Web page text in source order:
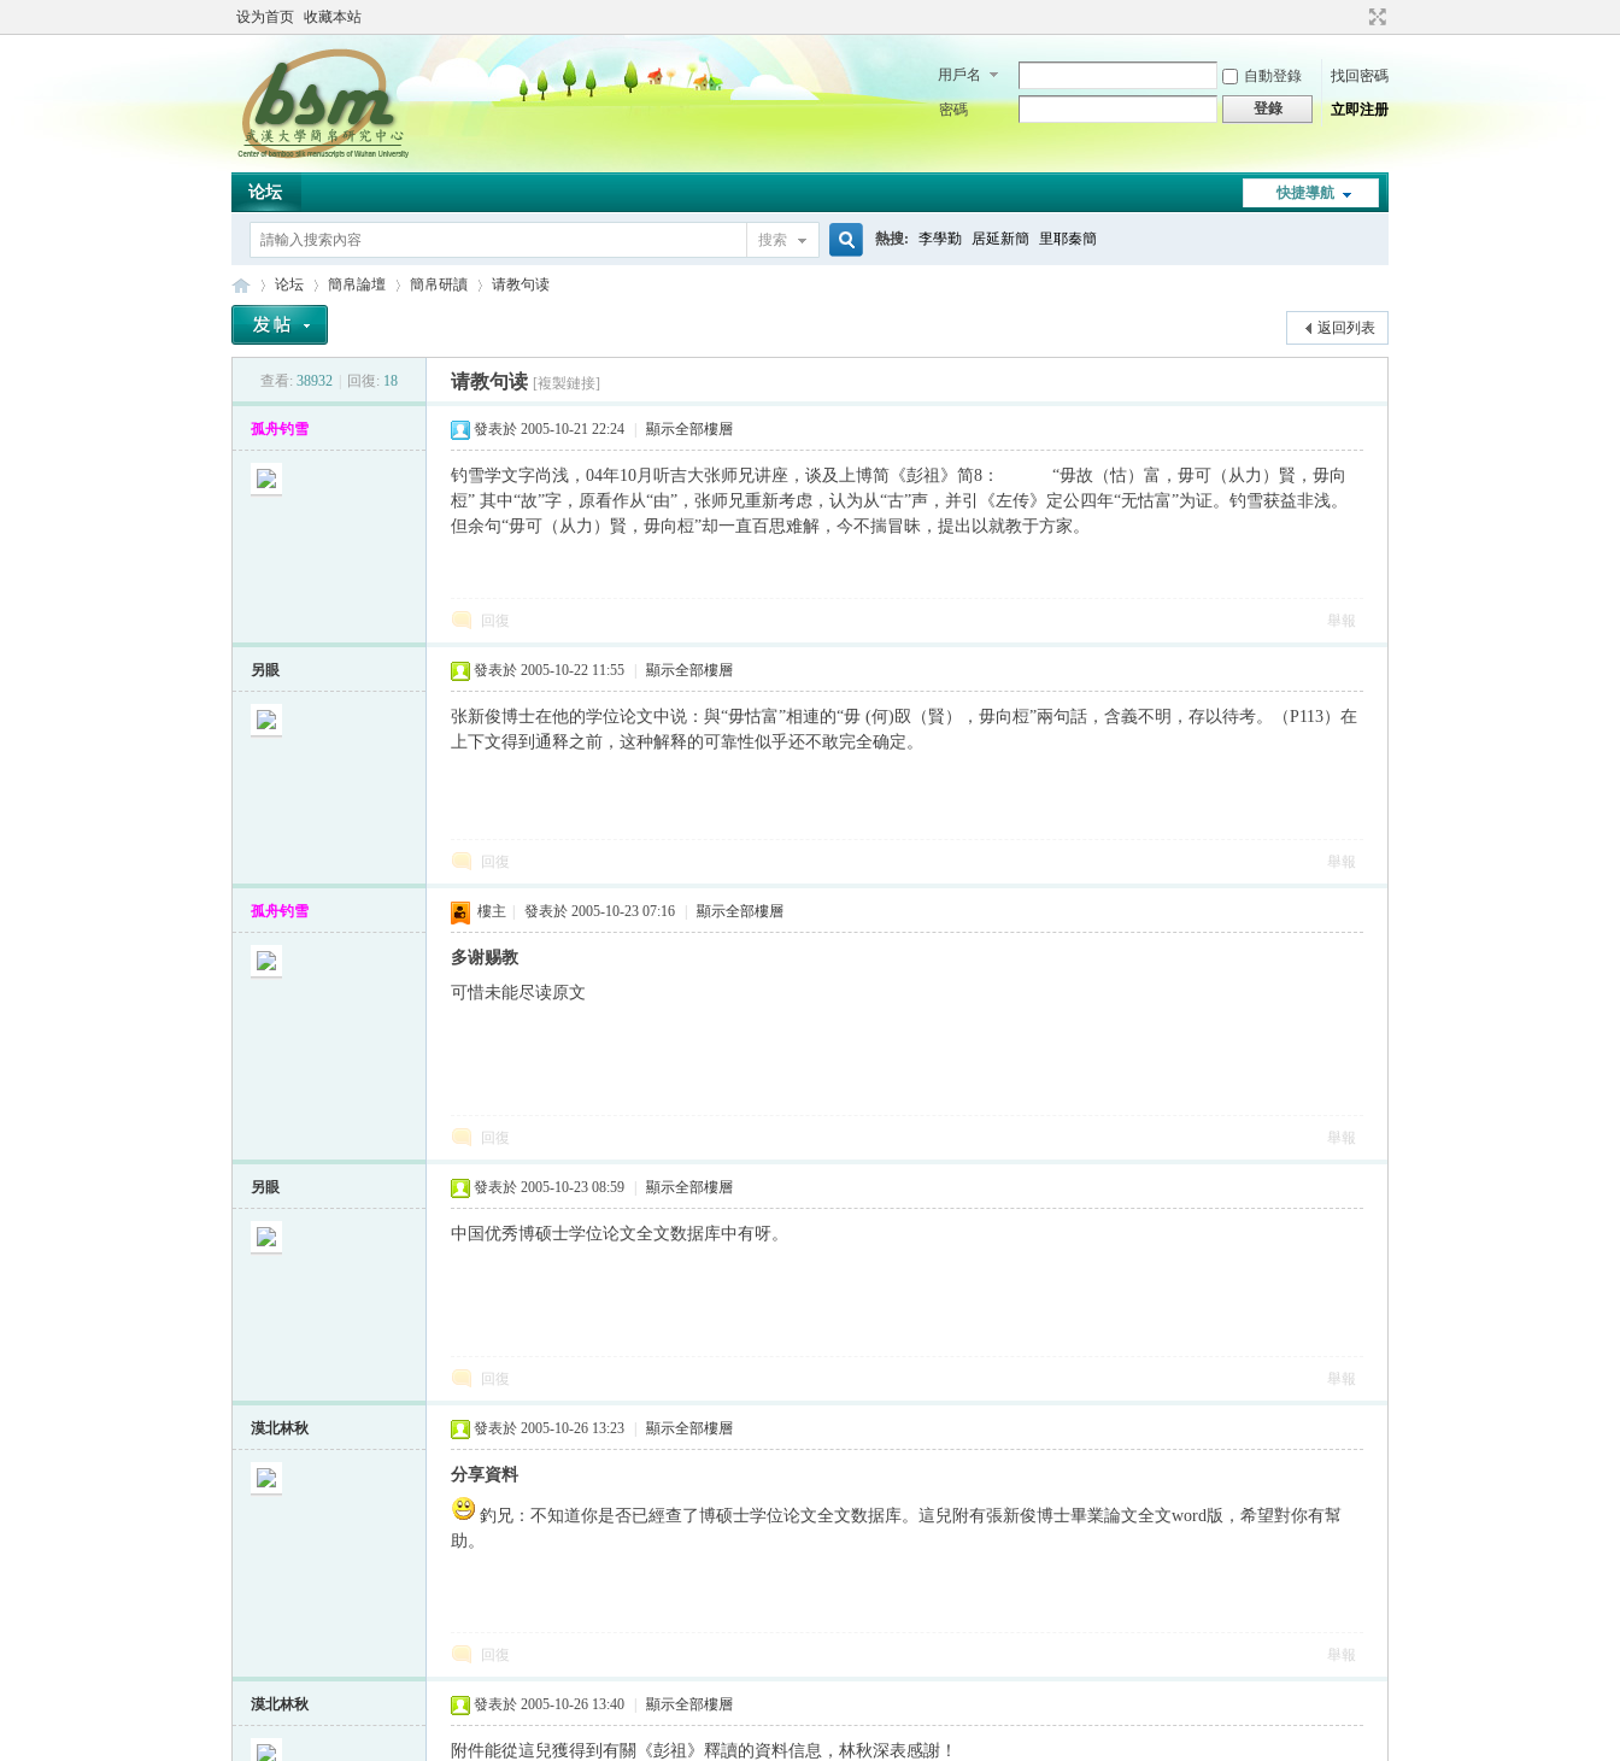
设为首页 收藏本站
用戶名 自動登錄
找回密碼
密碼
登錄 立即注册
快捷導航
论坛
搜索 熱搜: 李學勤 居延新簡 里耶秦簡
论坛
›
簡帛論壇
›
簡帛研讀
›
请教句读
返回列表
查看: 38932 回復: 18 请教句读 [複製鏈接]
孤舟钓雪 發表於 2005-10-21 22:24 顯示全部樓層
钓雪学文字尚浅，04年10月听吉大张师兄讲座，谈及上博简《彭祖》简8： “毋故（怙）富，毋可（从力）賢，毋向
梪” 其中“故”字，原看作从“由”，张师兄重新考虑，认为从“古”声，并引《左传》定公四年“无怙富”为证。钓雪获益非浅。
但余句“毋可（从力）賢，毋向梪”却一直百思难解，今不揣冒昧，提出以就教于方家。
回復 舉報
另眼 發表於 2005-10-22 11:55 顯示全部樓層
张新俊博士在他的学位论文中说：與“毋怙富”相連的“毋 (何)臤（賢），毋向梪”兩句話，含義不明，存以待考。（P113）在
上下文得到通释之前，这种解释的可靠性似乎还不敢完全确定。
回復 舉報
孤舟钓雪 樓主 發表於 2005-10-23 07:16 顯示全部樓層
多谢赐教
可惜未能尽读原文
回復 舉報
另眼 發表於 2005-10-23 08:59 顯示全部樓層
中国优秀博硕士学位论文全文数据库中有呀。
回復 舉報
漠北林秋 發表於 2005-10-26 13:23 顯示全部樓層
分享資料
釣兄：不知道你是否已經查了博硕士学位论文全文数据库。這兒附有張新俊博士畢業論文全文word版，希望對你有幫
助。
回復 舉報
漠北林秋 發表於 2005-10-26 13:40 顯示全部樓層
附件能從這兒獲得到有關《彭祖》釋讀的資料信息，林秋深表感謝！